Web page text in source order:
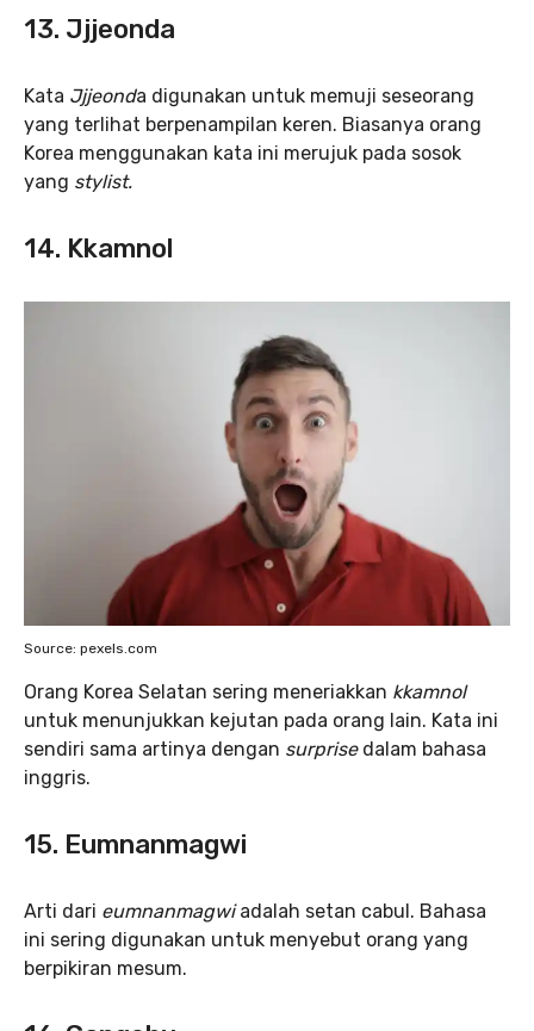
13. Jjjeonda
Kata Jjjeonda digunakan untuk memuji seseorang
yang terlihat berpenampilan keren. Biasanya orang
Korea menggunakan kata ini merujuk pada sosok
yang stylist.
14. Kkamnol
Source: pexels.com
Orang Korea Selatan sering meneriakkan kkamnol
untuk menunjukkan kejutan pada orang lain. Kata ini
sendiri sama artinya dengan surprisedalam bahasa
inggris.
15. Eumnanmagwi
Arti dari eumnanmagwiadalah setan cabul. Bahasa
ini sering digunakan untuk menyebut orang yang
berpikiran mesum.